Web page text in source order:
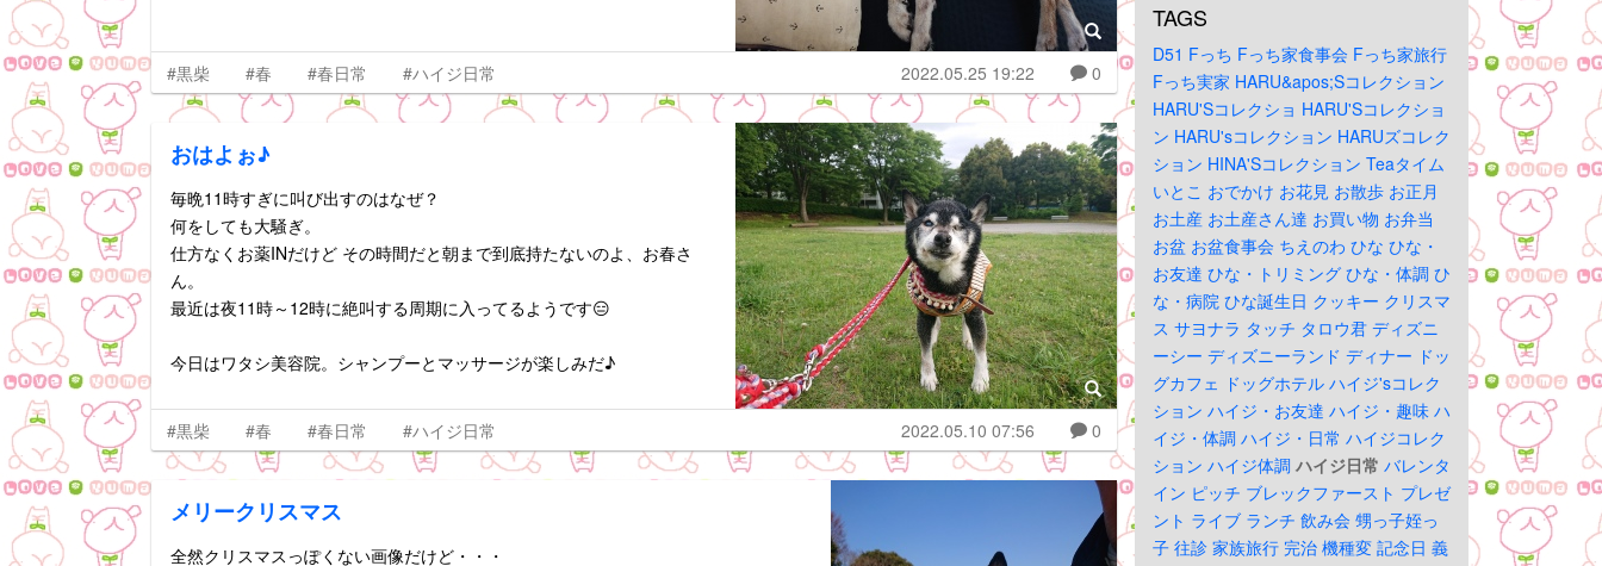
#黒柴 #春 #春日常 #ハイジ日常 2022.05.25 19:22 0
おはよぉ♪
毎晩11時すぎに叫び出すのはなぜ？
何をしても大騒ぎ。
仕方なくお薬INだけど その時間だと朝まで到底持たないのよ、お春さ
ん。
最近は夜11時～12時に絶叫する周期に入ってるようです😑
今日はワタシ美容院。シャンプーとマッサージが楽しみだ♪
#黒柴 #春 #春日常 #ハイジ日常 2022.05.10 07:56 0
メリークリスマス
全然クリスマスっぽくない画像だけど・・・
TAGS
D51 Fっち Fっち家食事会 Fっち家旅行
Fっち実家 HARU&apos;Sコレクション
HARU'Sコレクショ HARU'Sコレクショ
ン HARU'sコレクション HARUズコレク
ション HINA'Sコレクション Teaタイム
いとこ おでかけ お花見 お散歩 お正月
お土産 お土産さん達 お買い物 お弁当
お盆 お盆食事会 ちえのわ ひな ひな・
お友達 ひな・トリミング ひな・体調 ひ
な・病院 ひな誕生日 クッキー クリスマ
ス サヨナラ タッチ タロウ君 ディズニ
ーシー ディズニーランド ディナー ドッ
グカフェ ドッグホテル ハイジ'sコレク
ション ハイジ・お友達 ハイジ・趣味 ハ
イジ・体調 ハイジ・日常 ハイジコレク
ション ハイジ体調 ハイジ日常 バレンタ
イン ピッチ ブレックファースト プレゼ
ント ライブ ランチ 飲み会 甥っ子姪っ
子 往診 家族旅行 完治 機種変 記念日 義